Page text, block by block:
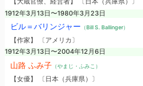
【大蔵官僚、経営者】 〔日本（兵庫県）〕
1912年3月13日〜1980年3月23日
ビル＝バリンジャー （Bill S. Ballinger）
【作家】 〔アメリカ〕
1912年3月13日〜2004年12月6日
山路 ふみ子（やまじ・ふみこ）
【女優】 〔日本（兵庫県）〕